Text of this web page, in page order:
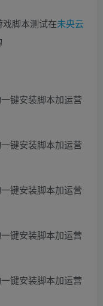
脚本测试在未央云